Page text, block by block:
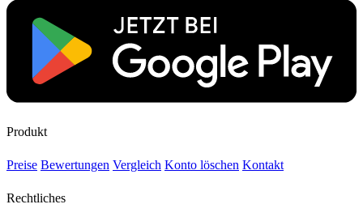
Produkt
Preise Bewertungen Vergleich Konto löschen Kontakt
Rechtliches